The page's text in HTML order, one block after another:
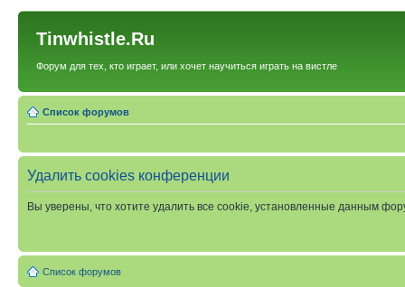
Tinwhistle.Ru
Форум для тех, кто играет, или хочет научиться играть на вистле
Список форумов
Удалить cookies конференции
Вы уверены, что хотите удалить все cookie, установленные данным
Список форумов